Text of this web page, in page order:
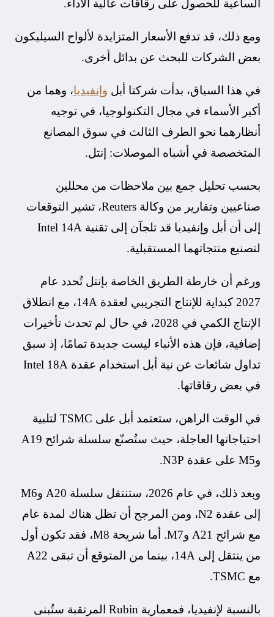
الساعية للحصول على رقاقات عالية الأداء.
ومع ذلك، قد تدفع الأسعار المتزايدة لألواح السيليكون
بعض الشركات للبحث عن بدائل أخرى.
في هذا السياق، بدأت شركتا أبل وإنفيديا، وهما من
أكبر الأسماء في مجال التكنولوجيا، في توجيه
أنظارهما نحو الطرف الثالث في سوق المصانع
المتخصصة في أشباه الموصلات: إنتل.
بحسب تحليل جمع بين ملاحظات من محللين
صناعيين وتقارير من وكالة Reuters، تشير التوقعات
إلى أن أبل وإنفيديا قد تلجآن إلى تقنية Intel 14A
لتصنيع منتجاتهما المستقبلية.
ورغم أن خارطة الطريق الخاصة بإنتل تُحدد عام
2027 كبداية للإنتاج التجريبي لعقدة 14A، مع انطلاق
الإنتاج الكمي في 2028، في حال لم تحدث تأخيرات
إضافية، فإن هذه الأنباء ليست جديدة تمامًا، إذ سبق
تداول شائعات عن نية أبل استخدام عقدة Intel 18A
في بعض رقاقاتها.
في الوقت الراهن، ستعتمد أبل على TSMC لتلبية
احتياجاتها العاجلة، حيث ستُصنّع سلسلة شرائح A19
وM5 على عقدة N3P.
وبعد ذلك، في عام 2026، ستنتقل سلسلة A20 وM6
إلى عقدة N2، ومن المرجح أن تظل هناك لمدة عام
مع شرائح A21 وM7. أما شريحة M8، فقد تكون أول
من ينتقل إلى 14A، بينما من المتوقع أن تبقى A22
مع TSMC.
بالنسبة لإنفيديا، فمعمارية Rubin المرتقبة ستُبنى